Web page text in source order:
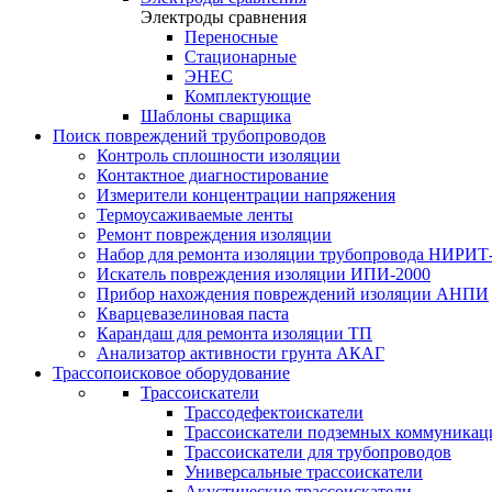
Электроды сравнения
Переносные
Стационарные
ЭНЕС
Комплектующие
Шаблоны сварщика
Поиск повреждений трубопроводов
Контроль сплошности изоляции
Контактное диагностирование
Измерители концентрации напряжения
Термоусаживаемые ленты
Ремонт повреждения изоляции
Набор для ремонта изоляции трубопровода
Искатель повреждения изоляции ИПИ-2000
Прибор нахождения повреждений изоляции АНПИ
Кварцевазелиновая паста
Карандаш для ремонта изоляции ТП
Анализатор активности грунта АКАГ
Трассопоисковое оборудование
Трассоискатели
Трассодефектоискатели
Трассоискатели подземных
Трассоискатели для трубопроводов
Универсальные трассоискатели